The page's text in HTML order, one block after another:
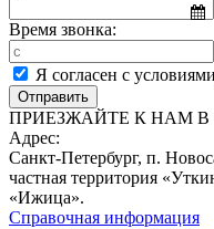
Время звонка:
Я согласен с условиями
ПРИЕЗЖАЙТЕ К НАМ
Адрес:
Санкт-Петербург, п.
частная территория
«Ижица».
Справочная информация